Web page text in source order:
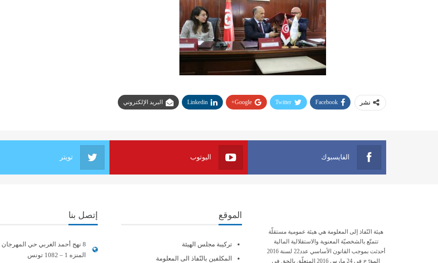
نشر Facebook
Twitter
Google+
Linkedin البريد الإلكتروني
الفايسبوك اليوتوب تويتر
هيئة النّفاذ إلى المعلومة هي هيئة عمومية مستقلّة
تتمتّع بالشخصيّة المعنوية والاستقلالية المالية
أحدثت بموجب القانون الأساسي عدد22 لسنة 2016
المؤرّخ في 24 مارس 2016 المتعلّق بالحق في
الموقع
تركيبة مجلس الهيئة
المكلفين بالنّفاذ الى المعلومة
إتصل بنا
8 نهج أحمد الغربي حي المهرجان
المنزه 1 – 1082 تونس